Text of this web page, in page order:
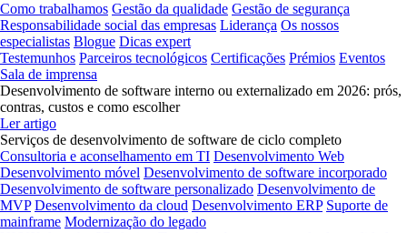
Como trabalhamos Gestão da qualidade Gestão de segurança
Responsabilidade social das empresas Liderança Os nossos
especialistas Blogue Dicas expert
Testemunhos Parceiros tecnológicos Certificações Prémios Eventos
Sala de imprensa
Desenvolvimento de software interno ou externalizado em 2026: prós,
contras, custos e como escolher
Ler artigo
Serviços de desenvolvimento de software de ciclo completo
Consultoria e aconselhamento em TI Desenvolvimento Web
Desenvolvimento móvel Desenvolvimento de software incorporado
Desenvolvimento de software personalizado Desenvolvimento de
MVP Desenvolvimento da cloud Desenvolvimento ERP Suporte de
mainframe Modernização do legado